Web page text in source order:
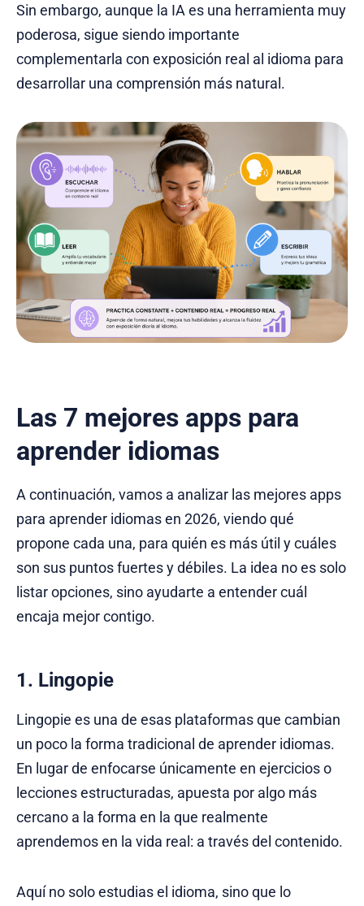
Sin embargo, aunque la IA es una herramienta muy
poderosa, sigue siendo importante
complementarla con exposición real al idioma para
desarrollar una comprensión más natural.
Las 7 mejores apps para
aprender idiomas
A continuación, vamos a analizar las mejores apps
para aprender idiomas en 2026, viendo qué
propone cada una, para quién es más útil y cuáles
son sus puntos fuertes y débiles. La idea no es solo
listar opciones, sino ayudarte a entender cuál
encaja mejor contigo.
1. Lingopie
Lingopie es una de esas plataformas que cambian
un poco la forma tradicional de aprender idiomas.
En lugar de enfocarse únicamente en ejercicios o
lecciones estructuradas, apuesta por algo más
cercano a la forma en la que realmente
aprendemos en la vida real: a través del contenido.
Aquí no solo estudias el idioma, sino que lo